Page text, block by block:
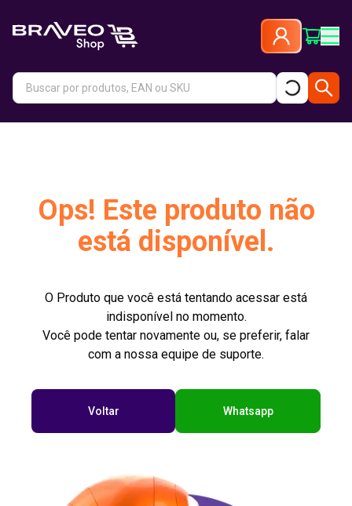
Ops! Este produto não
está disponível.
O Produto que você está tentando acessar está
indisponível no momento.
Você pode tentar novamente ou, se preferir, falar
com a nossa equipe de suporte.
Voltar Whatsapp